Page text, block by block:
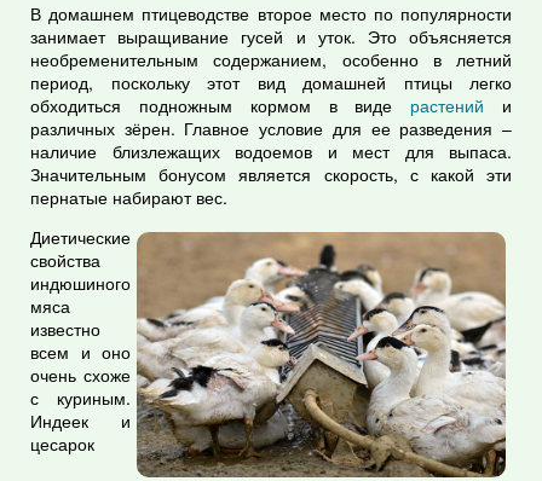
В домашнем птицеводстве второе место по популярности
занимает выращивание гусей и уток. Это объясняется
необременительным содержанием, особенно в летний
период, поскольку этот вид домашней птицы легко
обходиться подножным кормом в виде растений и
различных зёрен. Главное условие для ее разведения –
наличие близлежащих водоемов и мест для выпаса.
Значительным бонусом является скорость, с какой эти
пернатые набирают вес.
Диетические
свойства
индюшиного
мяса
известно
всем и оно
очень схоже
с куриным.
Индеек и
цесарок